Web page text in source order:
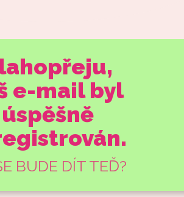
e-mail byl
úspěšně
BUDE DÍT TEĎ?